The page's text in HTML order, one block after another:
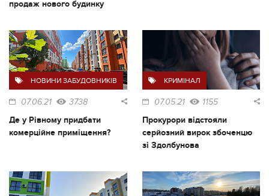
продаж нового будинку
НОВИНИ ЗАБУДОВНИКІВ
07.06.21 3738
Де у Рівному придбати
комерційне приміщення?
КРИМІНАЛ
07.05.21 1155
Прокурори відстояли
серйозний вирок збоченцю
зі Здолбунова